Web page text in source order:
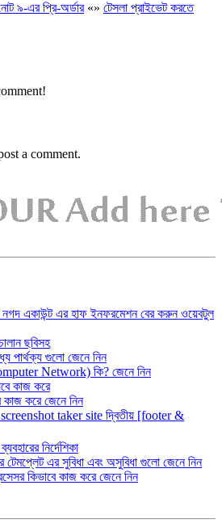
৯-এর প্রি-অর্ডার«» টেসলা প্রাইভেট করতে
a comment.
নগদ একাউন্ট এর হাফ ইনফরমেশন বের করুন ওয়েবটুল
ছবিসহ
পার্থক্য গুলো জেনে নিন
Network) কি? জেনে নিন
কাজ করে
করে জেনে নিন
taker site দ্বিতীয় [footer &
নির্দেশিকা
এর সুবিধা এবং অসুবিধা গুলো জেনে নিন
কিভাবে কাজ করে জেনে নিন